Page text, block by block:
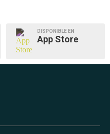
DISPONIBLE EN
App Store